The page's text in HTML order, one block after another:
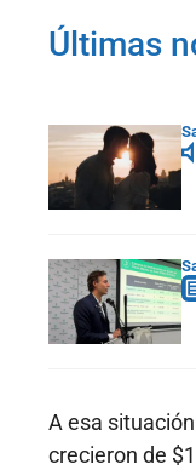
Últimas
A esa
crecieron de